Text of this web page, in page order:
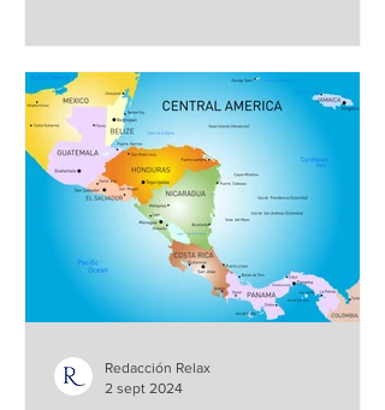
Redacción Relax
2 sept 2024